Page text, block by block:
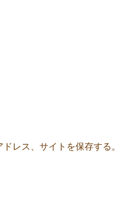
レス、サイトを保存する。